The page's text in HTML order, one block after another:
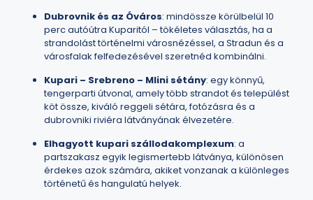
Dubrovnik és az Óváros: mindössze körülbelül 10
perc autóútra Kuparitól – tökéletes választás, ha a
strandolást történelmi városnézéssel, a Stradun és a
városfalak felfedezésével szeretnéd kombinálni.
Kupari – Srebreno – Mlini sétány: egy könnyű,
tengerparti útvonal, amely több strandot és települést
köt össze, kiváló reggeli sétára, fotózásra és a
dubrovniki riviéra látványának élvezetére.
Elhagyott kupari szállodakomplexum: a
partszakasz egyik legismertebb látványa, különösen
érdekes azok számára, akiket vonzanak a különleges
történetű és hangulatú helyek.